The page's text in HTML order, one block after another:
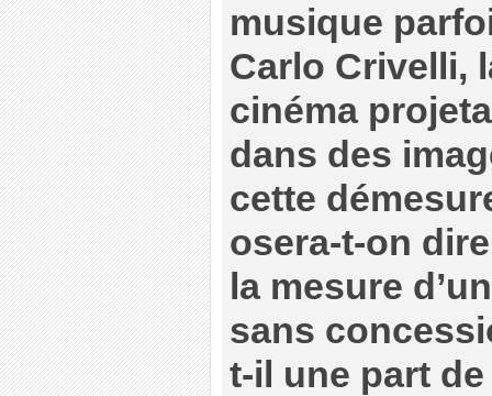
musique
Carlo Crivelli,
cinéma
dans des
cette
osera-t-on
la mesure
sans
t-il une part